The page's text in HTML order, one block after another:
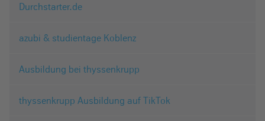
Durchstarter.de
azubi & studientage Koblenz
Ausbildung bei thyssenkrupp
thyssenkrupp Ausbildung auf TikTok